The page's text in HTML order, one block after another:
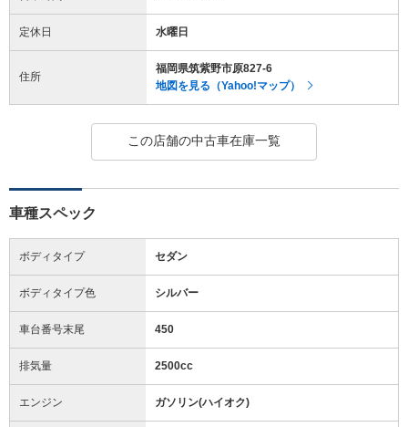
定休日 水曜日
住所
福岡県筑紫野市原827-6
地図を見る（Yahoo!マップ）
この店舗の中古車在庫一覧
車種スペック
ボディタイプ セダン
ボディタイプ色 シルバー
車台番号末尾 450
排気量 2500cc
エンジン ガソリン(ハイオク)